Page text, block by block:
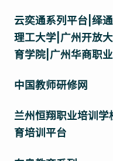
云奕通系列平台|绎
理工大学|广州开放
育学院|广州华商职
中国教师研修网
兰州恒翔职业培训学
育培训平台